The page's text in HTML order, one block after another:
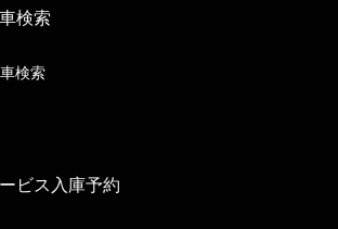
検索
検索
ビス入庫予約